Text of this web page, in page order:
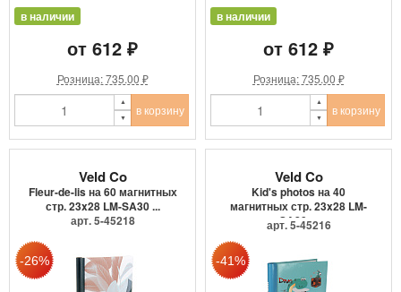
в наличии
от 612 ₽
Розница: 735.00 ₽
в корзину
в наличии
от 612 ₽
Розница: 735.00 ₽
в корзину
Veld Co
Fleur-de-lis на 60 магнитных
стр. 23x28 LM-SA30 ...
арт. 5-45218
Veld Co
Kid's photos на 40
магнитных стр. 23x28 LM-
SA20 ...
арт. 5-45216